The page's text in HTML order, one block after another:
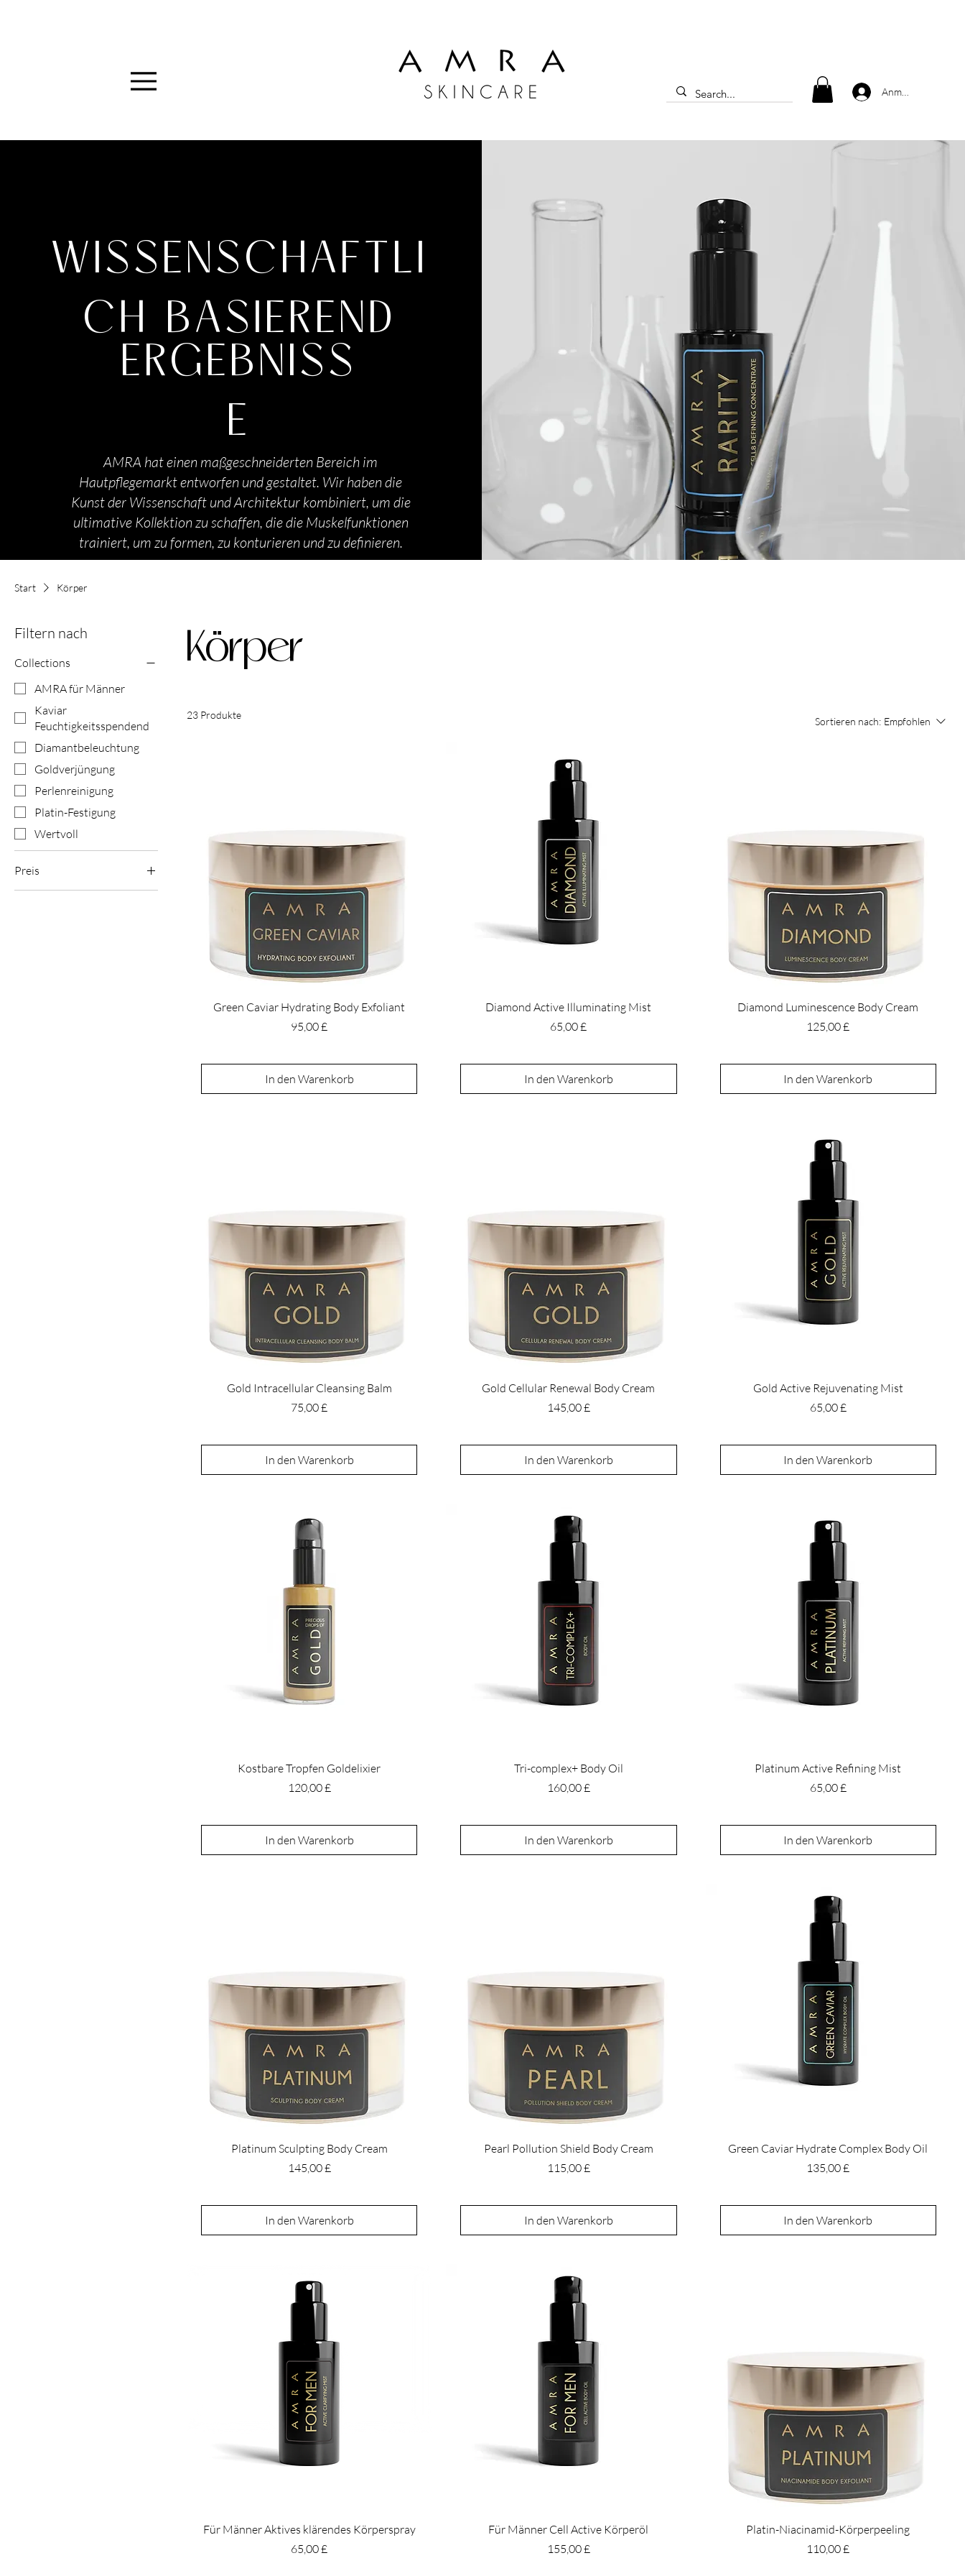
Anmelden
WISSENSCHAFTLI
CH BASIEREND
ERGEBNISS
E
AMRA hat einen maßgeschneiderten Bereich im
Hautpflegemarkt entworfen und gestaltet. Wir haben die
Kunst der Wissenschaft und Architektur kombiniert, um die
ultimative Kollektion zu schaffen, die die Muskelfunktionen
trainiert, um zu formen, zu konturieren und zu definieren.
Start Körper
Filtern nach
Collections
AMRA für Männer
Kaviar
Feuchtigkeitsspendend
Diamantbeleuchtung
Goldverjüngung
Perlenreinigung
Platin-Festigung
Wertvoll
Preis
Körper
23 Produkte
Sortieren nach: Empfohlen
Green Caviar Hydrating Body Exfoliant
Preis
95,00 £
In den Warenkorb
Diamond Active Illuminating Mist
Preis
65,00 £
In den Warenkorb
Diamond Luminescence Body Cream
Preis
125,00 £
In den Warenkorb
Gold Intracellular Cleansing Balm
Preis
75,00 £
In den Warenkorb
Gold Cellular Renewal Body Cream
Preis
145,00 £
In den Warenkorb
Gold Active Rejuvenating Mist
Preis
65,00 £
In den Warenkorb
Kostbare Tropfen Goldelixier
Preis
120,00 £
In den Warenkorb
Tri-complex+ Body Oil
Preis
160,00 £
In den Warenkorb
Platinum Active Refining Mist
Preis
65,00 £
In den Warenkorb
Platinum Sculpting Body Cream
Preis
145,00 £
In den Warenkorb
Pearl Pollution Shield Body Cream
Preis
115,00 £
In den Warenkorb
Green Caviar Hydrate Complex Body Oil
Preis
135,00 £
In den Warenkorb
Für Männer Aktives klärendes Körperspray
Preis
65,00 £
Für Männer Cell Active Körperöl
Preis
155,00 £
Platin-Niacinamid-Körperpeeling
Preis
110,00 £